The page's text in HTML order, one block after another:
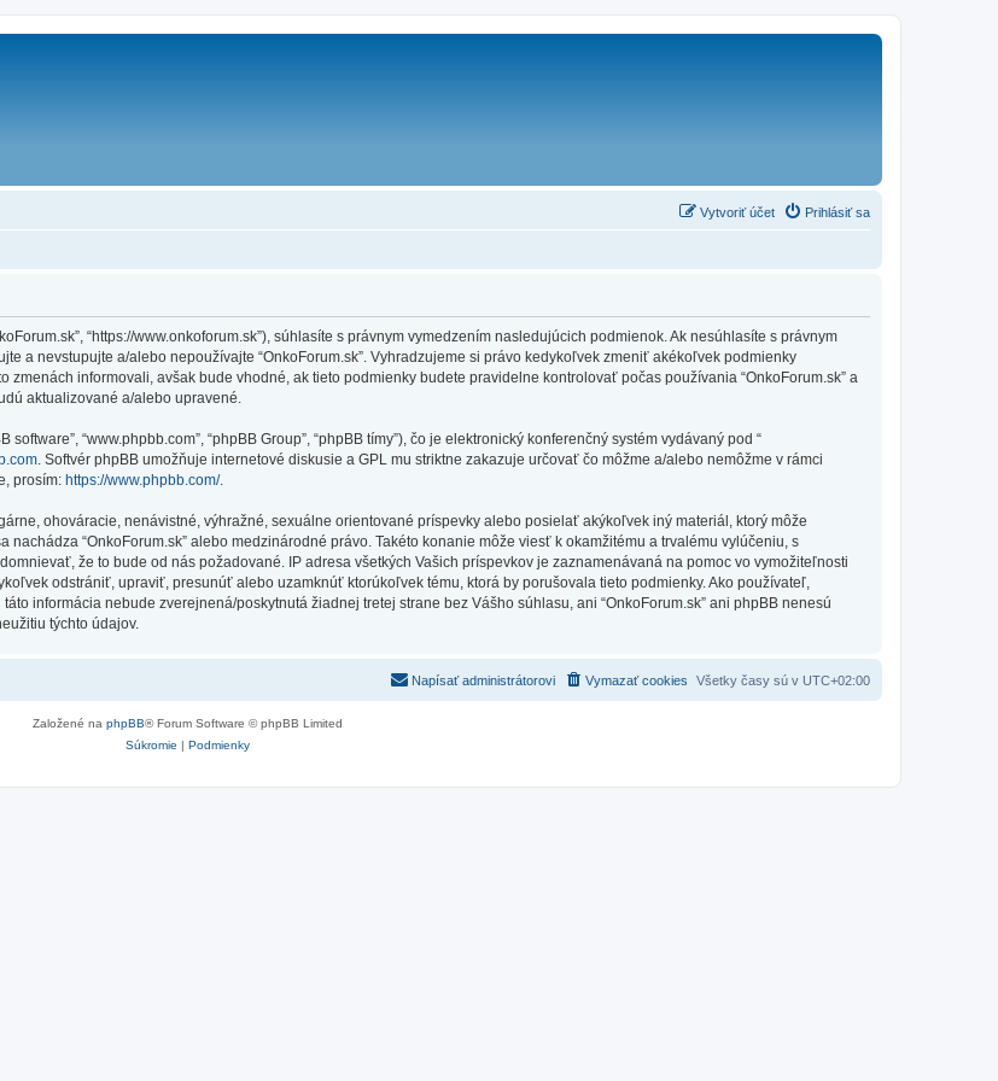
Prihlásiť sa
Vytvoriť účet
“https://www.onkoforum.sk”), súhlasíte s právnym vymedzením nasledujúcich podmienok. Ak nesúhlasíte s právnym
a nevstupujte a/alebo nepoužívajte “OnkoForum.sk”. Vyhradzujeme si právo kedykoľvek zmeniť akékoľvek podmienky
informovali, avšak bude vhodné, ak tieto podmienky budete pravidelne kontrolovať počas používania “OnkoForum.sk” a
aktualizované a/alebo upravené.
software”, “www.phpbb.com”, “phpBB Group”, “phpBB tímy”), čo je elektronický konferenčný systém vydávaný pod “
. Softvér phpBB umožňuje internetové diskusie a GPL mu striktne zakazuje určovať čo môžme a/alebo nemôžme v rámci
prosím: https://www.phpbb.com/.
ohováracie, nenávistné, výhražné, sexuálne orientované príspevky alebo posielať akýkoľvek iný materiál, ktorý môže
“OnkoForum.sk” alebo medzinárodné právo. Takéto konanie môže viesť k okamžitému a trvalému vylúčeniu, s
že to bude od nás požadované. IP adresa všetkých Vašich príspevkov je zaznamenávaná na pomoc vo vymožiteľnosti
odstrániť, upraviť, presunúť alebo uzamknúť ktorúkoľvek tému, ktorá by porušovala tieto podmienky. Ako používateľ,
informácia nebude zverejnená/poskytnutá žiadnej tretej strane bez Vášho súhlasu, ani “OnkoForum.sk” ani phpBB nenesú
týchto údajov.
Všetky časy sú v UTC+02:00
Vymazať cookies
Napísať administrátorovi
Založené na phpBB® Forum Software © phpBB Limited
Súkromie | Podmienky